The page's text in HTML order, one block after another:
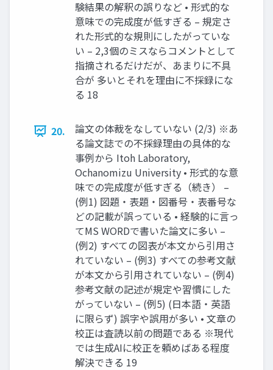
験結果の解釈の誤りなど • 形式的な
意味での完成度が低すぎる – 規定さ
れた形式的な規則にしたがっていな
い – 2,3個のミスならコメントとして
指摘されるだけだが、あまりに不具
合が 多いとそれを理由に不採録にな
る 18
20.
論文の体裁をなしていない (2/3) ※あ
る論文誌での不採録理由の具体的な
事例から Itoh Laboratory,
Ochanomizu University • 形式的な意
味での完成度が低すぎる（続き） –
(例1) 図題・表題・図番号・表番号な
どの記載が誤っている • 経験的に言っ
てMS WORDで書いた論文に多い –
(例2) すべての図表が本文から引用さ
れていない – (例3) すべての参考文献
が本文から引用されていない – (例4)
参考文献の記述が規定や習慣にした
がっていない – (例5) (日本語・英語
に限らず) 誤字や誤用が多い • 文章の
校正は査読以前の問題である ※現代
では生成AIに校正を頼めばある程度
解決できる 19